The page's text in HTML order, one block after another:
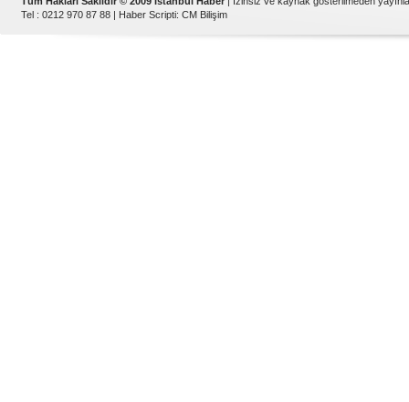
Tel : 0212 970 87 88 | Haber Scripti: CM Bilişim